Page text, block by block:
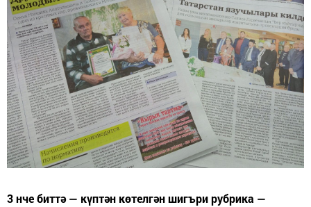
3 нче биттә — күптән көтелгән шигъри рубрика —